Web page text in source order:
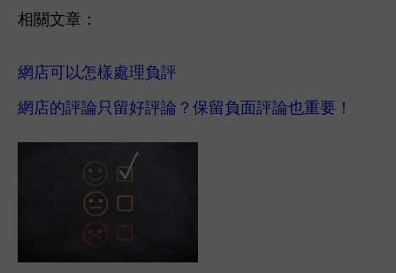
相關文章：
網店可以怎樣處理負評
網店的評論只留好評論？保留負面評論也重要！